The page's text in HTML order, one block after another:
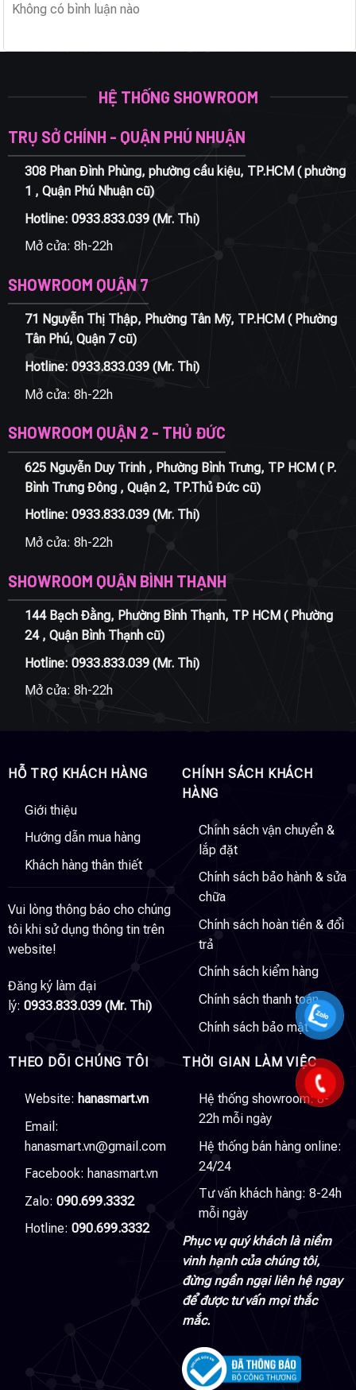
Không có bình luận nào
HỆ THỐNG SHOWROOM
TRỤ SỞ CHÍNH - QUẬN PHÚ NHUẬN
308 Phan Đình Phùng, phường cầu kiệu, TP.HCM ( phường
1 , Quận Phú Nhuận cũ)
Hotline: 0933.833.039(Mr. Thi)
Mở cửa: 8h-22h
SHOWROOM QUẬN 7
71 Nguyễn Thị Thập, Phường Tân Mỹ, TP.HCM ( Phường
Tân Phú, Quận 7 cũ)
Hotline: 0933.833.039(Mr. Thi)
Mở cửa: 8h-22h
SHOWROOM QUẬN 2 - THỦ ĐỨC
625 Nguyễn Duy Trinh , Phường Bình Trưng, TP HCM ( P.
Bình Trưng Đông , Quận 2, TP.Thủ Đức cũ)
Hotline: 0933.833.039(Mr. Thi)
Mở cửa: 8h-22h
SHOWROOM QUẬN BÌNH THẠNH
144 Bạch Đằng, Phường Bình Thạnh, TP HCM ( Phường
24 , Quận Bình Thạnh cũ)
Hotline: 0933.833.039(Mr. Thi)
Mở cửa: 8h-22h
HỖ TRỢ KHÁCH HÀNG
Giới thiệu
Hướng dẫn mua hàng
Khách hàng thân thiết
Vui lòng thông báo cho chúng
tôi khi sử dụng thông tin trên
website!
Đăng ký làm đại
lý: 0933.833.039 (Mr. Thi)
CHÍNH SÁCH KHÁCH
HÀNG
Chính sách vận chuyển &
lắp đặt
Chính sách bảo hành & sửa
chữa
Chính sách hoàn tiền & đổi
trả
Chính sách kiểm hàng
Chính sách thanh toán
Chính sách bảo mật
THEO DÕI CHÚNG TÔI
Website: hanasmart.vn
Email:
hanasmart.vn@gmail.com
Facebook: hanasmart.vn
Zalo: 090.699.3332
Hotline: 090.699.3332
THỜI GIAN LÀM VIỆC
Hệ thống showroom: 8-
22h mỗi ngày
Hệ thống bán hàng online:
24/24
Tư vấn khách hàng: 8-24h
mỗi ngày
Phục vụ quý khách là niềm
vinh hạnh của chúng tôi,
đừng ngần ngại liên hệ ngay
để được tư vấn mọi thắc
mắc.